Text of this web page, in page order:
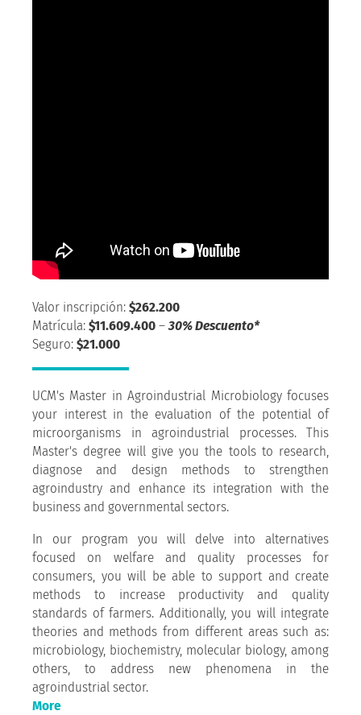
Valor inscripción:$262.200
Matrícula:$11.609.400–30% Descuento*
Seguro:$21.000
UCM's Master in Agroindustrial Microbiology focuses
your interest in the evaluation of the potential of
microorganisms in agroindustrial processes. This
Master's degree will give you the tools to research,
diagnose and design methods to strengthen
agroindustry and enhance its integration with the
business and governmental sectors.
In our program you will delve into alternatives
focused on welfare and quality processes for
consumers, you will be able to support and create
methods to increase productivity and quality
standards of farmers. Additionally, you will integrate
theories and methods from different areas such as:
microbiology, biochemistry, molecular biology, among
others, to address new phenomena in the
agroindustrial sector.
More